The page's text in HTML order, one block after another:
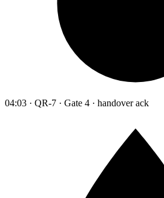
04:03 · QR-7 · Gate 4 · handover ack